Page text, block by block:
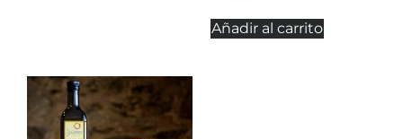
Añadir al carrito